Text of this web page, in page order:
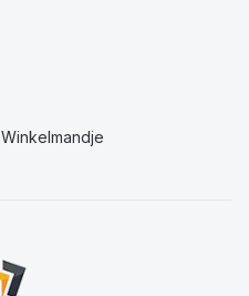
Winkelmandje